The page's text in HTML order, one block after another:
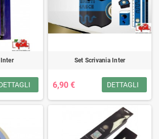
Set Scrivania Inter
6,90 € DETTAGLI